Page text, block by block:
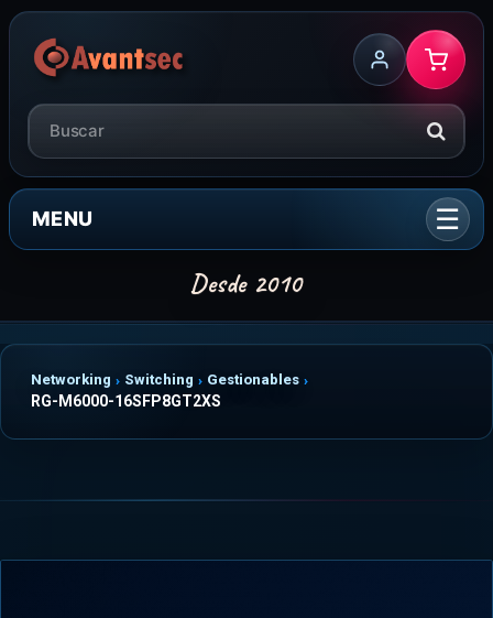
MENU
Networking Switching Gestionables
RG-M6000-16SFP8GT2XS